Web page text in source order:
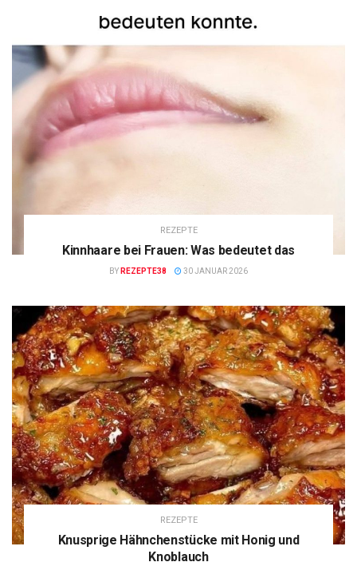
REZEPTE
Kinnhaare bei Frauen: Was bedeutet das
BY REZEPTE38 30 JANUAR 2026
REZEPTE
Knusprige Hähnchenstücke mit Honig und
Knoblauch